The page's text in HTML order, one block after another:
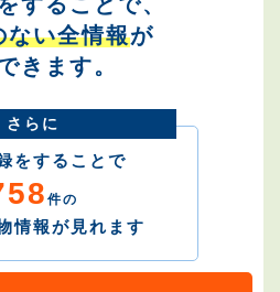
ない全情報が
きます。
さらに
をすることで
件の
情報が見れます